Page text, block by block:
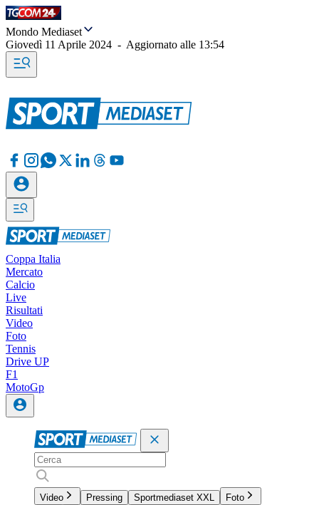
Mondo Mediaset
Giovedì 11 Aprile 2024 - Aggiornato alle 13:54
Coppa Italia
Mercato
Calcio
Live
Risultati
Video
Foto
Tennis
Drive UP
F1
MotoGp
Video Pressing Sportmediaset XXL
Foto